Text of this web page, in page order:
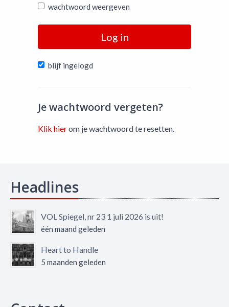
wachtwoord weergeven
Log in
blijf ingelogd
Je wachtwoord vergeten?
Klik hierom je wachtwoord te resetten.
Headlines
VOL Spiegel, nr 23 1 juli 2026 is uit!
één maand geleden
Heart to Handle
5 maanden geleden